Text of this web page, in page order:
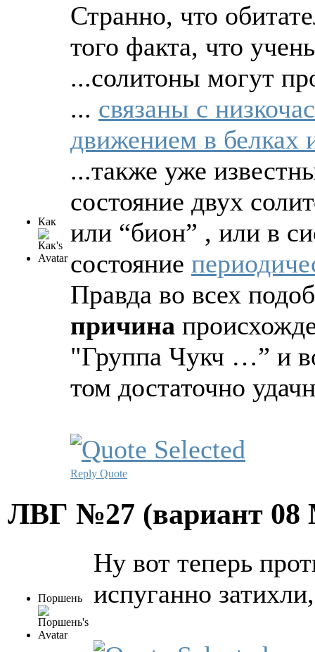
Как
Странно, что
того факта, что
...солитоны могут
... связаны с
движением в
...также уже
состояние двух
или “бион” , или в
состояние
Правда во всех
причина
"Группа Чукч …” и
том достаточно
Reply Quote
ЛВГ №27 (вариант 08
Поршень
Ну вот теперь
испуганно